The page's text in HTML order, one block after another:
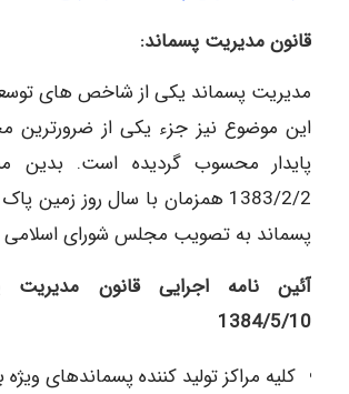
قانون مدیریت پسماند:
مدیریت پسماند یکی از شاخص های
این موضوع نیز جزء یکی از ضرورترین
پایدار محسوب گردیده است. بدین
1383/2/2 همزمان با سال روز زمین
پسماند به تصویب مجلس شورای اسلامی
آئین نامه اجرایی قانون مدیریت
1384/5/10
کلیه مراکز تولید کننده پسماندهای